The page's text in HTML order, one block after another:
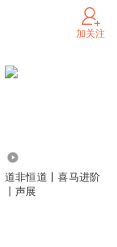
加关注
道非恒道丨喜马进阶
丨声展